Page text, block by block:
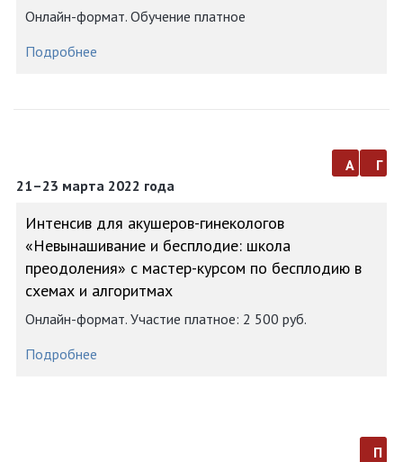
Онлайн-формат. Обучение платное
Подробнее
21–23 марта 2022 года
а г
Интенсив для акушеров-гинекологов
«Невынашивание и бесплодие: школа
преодоления» с мастер-курсом по бесплодию в
схемах и алгоритмах
Онлайн-формат. Участие платное: 2 500 руб.
Подробнее
п